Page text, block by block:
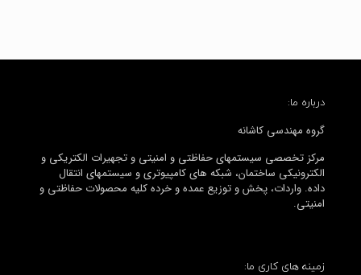
درباره ما:
گروه مهندسی کاشانه
مرکز تخصصی سیستمهای حفاظتی و امنیتی و تجهیرات الکتریکی و
الکترونیکی ساختمان، شبکه های کامپیوتری و سیستمهای انتقال
داده. واردات، پخش و توزیع عمده و خرده کلیه محصولات حفاظتی و
امنیتی.
زمینه های کاری ما: